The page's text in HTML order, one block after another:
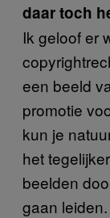
daar toch
Ik geloof er
een beeld
promotie
kun je
het
beelden
gaan